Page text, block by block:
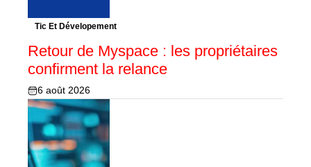
Tic Et Dévelopement
Retour de Myspace : les propriétaires
confirment la relance
6 août 2026